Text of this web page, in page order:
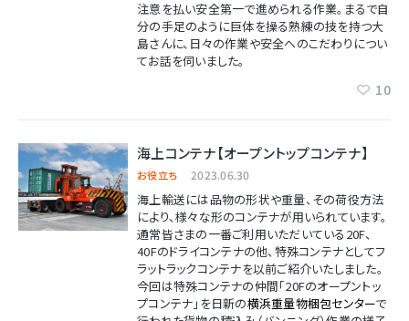
注意を払い安全第一で進められる作業。まるで自
分の手足のように巨体を操る熟練の技を持つ大
島さんに、日々の作業や安全へのこだわりについ
てお話を伺いました。
10
海上コンテナ【オープントップコンテナ】
お役立ち 2023.06.30
海上輸送には品物の形状や重量、その荷役方法
により、様々な形のコンテナが用いられています。
通常皆さまの一番ご利用いただいている20F、
40Fのドライコンテナの他、特殊コンテナとしてフ
ラットラックコンテナを以前ご紹介いたしました。
今回は特殊コンテナの仲間「20Fのオープントッ
プコンテナ」を日新の横浜重量物梱包センターで